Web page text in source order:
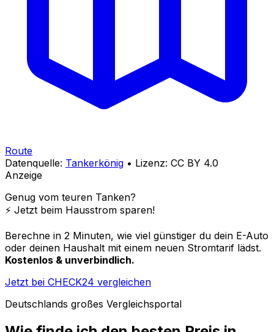
Route
Datenquelle: Tankerkönig • Lizenz: CC BY 4.0
Anzeige
Genug vom teuren Tanken?
⚡️ Jetzt beim Hausstrom sparen!
Berechne in 2 Minuten, wie viel günstiger du dein E-Auto
oder deinen Haushalt mit einem neuen Stromtarif lädst.
Kostenlos & unverbindlich.
Jetzt bei CHECK24 vergleichen
Deutschlands großes Vergleichsportal